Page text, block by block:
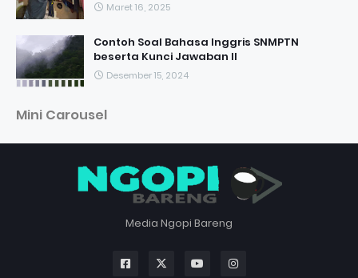
Maret 16, 2025
Contoh Soal Bahasa Inggris SNMPTN
beserta Kunci Jawaban II
Desember 15, 2024
Mini Carousel
Media Ngopi Bareng